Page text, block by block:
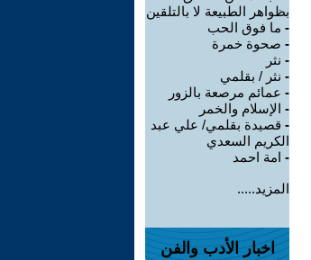
بظواهر الطبيعة لا بالتلقين
- ما فوق الحب
- صحوة خمرة
- نثر
- نثر / بقلمي
- عمائم مرصعة بالزور
- الإسلام والخمر
- قصيدة بقلمي/ علي عبد
الكريم السعدي
- امة احمد
المزيد.....
اخبار الأدب والفن